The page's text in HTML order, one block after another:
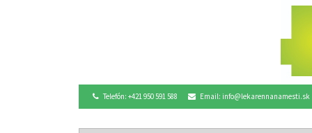
Telefón: +421 950 591 588 Email: info@lekarennanamesti.sk